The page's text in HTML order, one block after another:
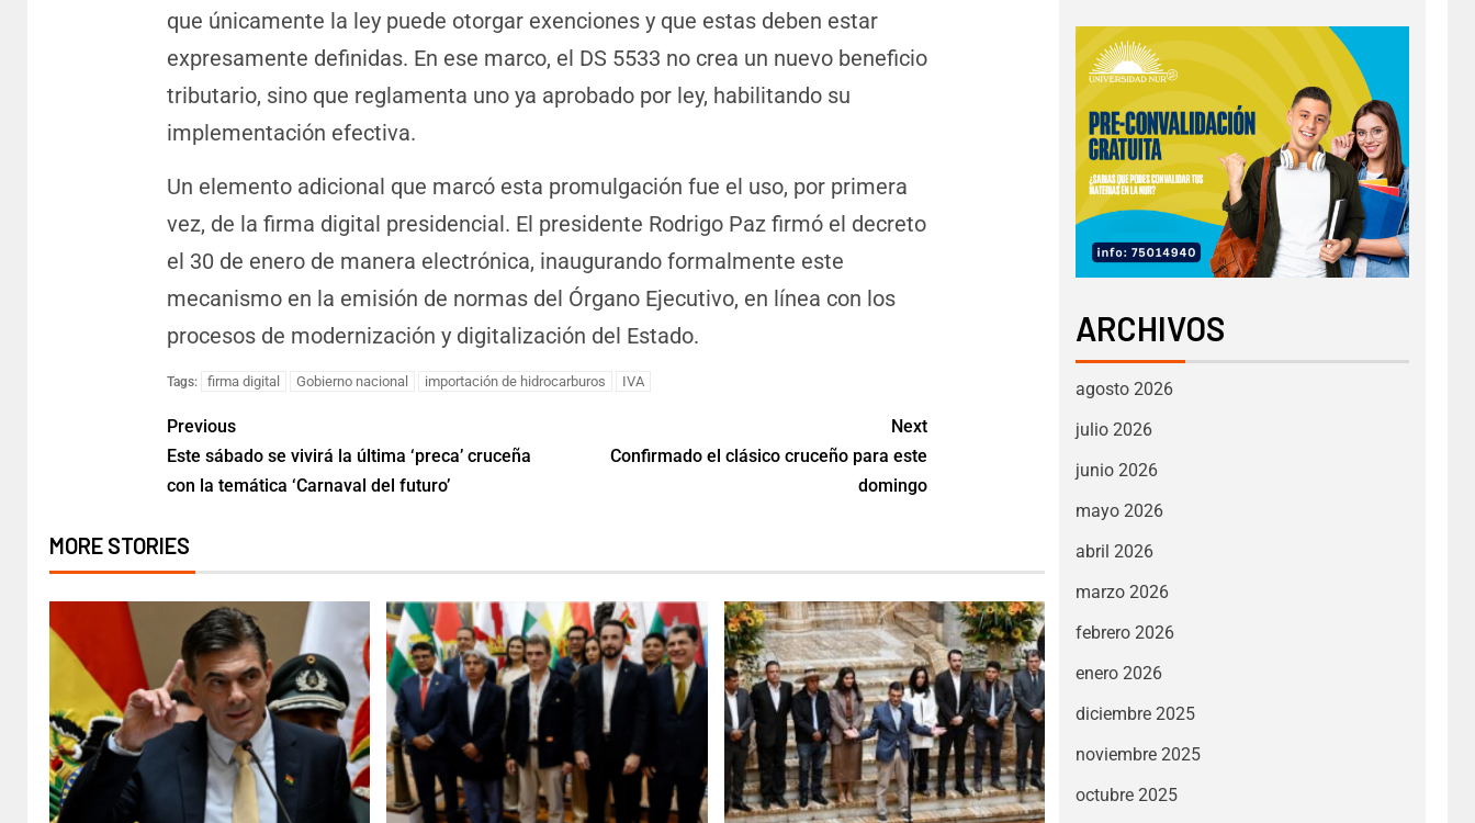
que únicamente la ley puede otorgar exenciones y que estas deben estar
expresamente definidas. En ese marco, el DS 5533 no crea un nuevo beneficio
tributario, sino que reglamenta uno ya aprobado por ley, habilitando su
implementación efectiva.
Un elemento adicional que marcó esta promulgación fue el uso, por primera
vez, de la firma digital presidencial. El presidente Rodrigo Paz firmó el decreto
el 30 de enero de manera electrónica, inaugurando formalmente este
mecanismo en la emisión de normas del Órgano Ejecutivo, en línea con los
procesos de modernización y digitalización del Estado.
Tags: firma digital Gobierno nacional importación de hidrocarburos IVA
Previous
Este sábado se vivirá la última ‘preca’ cruceña
con la temática ‘Carnaval del futuro’
Next
Confirmado el clásico cruceño para este
domingo
MORE STORIES
ARCHIVOS
agosto 2026
julio 2026
junio 2026
mayo 2026
abril 2026
marzo 2026
febrero 2026
enero 2026
diciembre 2025
noviembre 2025
octubre 2025